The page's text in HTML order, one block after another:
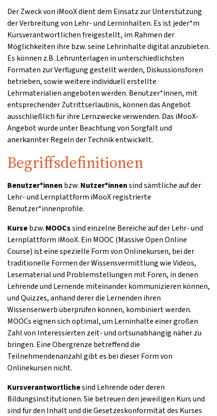
Der Zweck von iMooX dient dem Einsatz zur Unterstützung
der Verbreitung von Lehr- und Lerninhalten. Es ist jeder*m
Kursverantwortlichen freigestellt, im Rahmen der
Möglichkeiten ihre bzw. seine Lehrinhalte digital anzubieten.
Es können z.B. Lehrunterlagen in unterschiedlichsten
Formaten zur Verfügung gestellt werden, Diskussionsforen
betrieben, sowie weitere individuell erstellte
Lehrmaterialien angeboten werden. Benutzer*innen, mit
entsprechender Zutrittserlaubnis, können das Angebot
ausschließlich für ihre Lernzwecke verwenden. Das iMooX-
Angebot wurde unter Beachtung von Sorgfalt und
anerkannter Regeln der Technik entwickelt.
Begriffsdefinitionen
Benutzer*innen bzw. Nutzer*innensind sämtliche auf der
Lehr- und Lernplattform iMooX registrierte
Benutzer*innenprofile.
Kursebzw. MOOCssind einzelne Bereiche auf der Lehr- und
Lernplattform iMooX. Ein MOOC (Massive Open Online
Course) ist eine spezielle Form von Onlinekursen, bei der
traditionelle Formen der Wissensvermittlung wie Videos,
Lesematerial und Problemstellungen mit Foren, in denen
Lehrende und Lernende miteinander kommunizieren können,
und Quizzes, anhand derer die Lernenden ihren
Wissenserwerb überprüfen können, kombiniert werden.
MOOCs eignen sich optimal, um Lerninhalte einer großen
Zahl von Interessierten zeit- und ortsunabhängig näher zu
bringen. Eine Obergrenze betreffend die
Teilnehmendenanzahl gibt es bei dieser Form von
Onlinekursen nicht.
Kursverantwortlichesind Lehrende oder deren
Bildungsinstitutionen. Sie betreuen den jeweiligen Kurs und
sind für den Inhalt und die Gesetzeskonformität des Kurses